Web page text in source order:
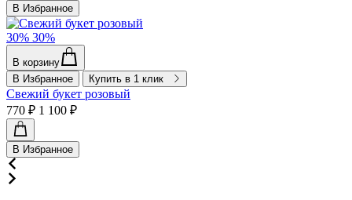
В Избранное
30% 30%
В корзину
В Избранное
Купить в 1 клик
Свежий букет розовый
770 ₽ 1 100 ₽
В Избранное